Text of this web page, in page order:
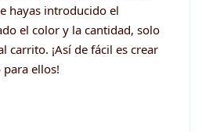
hayas introducido el
el color y la cantidad, solo
carrito. ¡Así de fácil es crear
ellos!